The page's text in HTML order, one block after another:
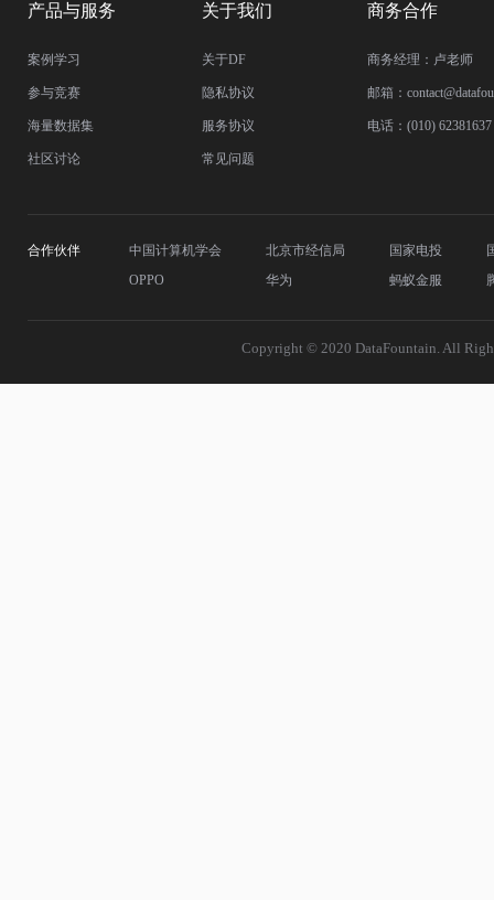
产品与服务
案例学习
参与竞赛
海量数据集
社区讨论
关于我们
关于DF
隐私协议
服务协议
常见问题
商务合作
商务经理：卢老师
邮箱：
电话：(010)
合作伙伴
中国计算机学会
OPPO
北京市经信局
华为
国家电投
蚂蚁金服
Copyright © 2020 DataFountain. All